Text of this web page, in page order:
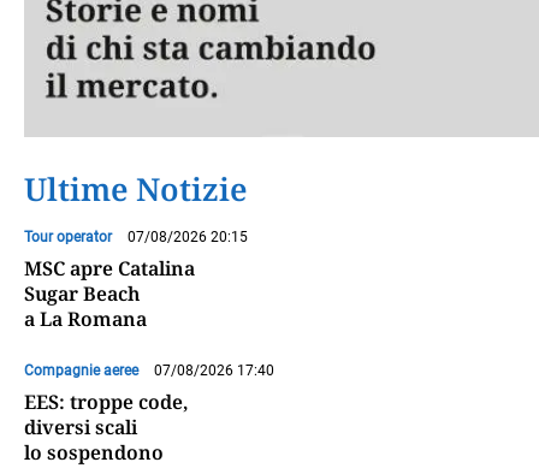
Ultime Notizie
Tour operator 07/08/2026 20:15
MSC apre Catalina
Sugar Beach
a La Romana
Compagnie aeree 07/08/2026 17:40
EES: troppe code,
diversi scali
lo sospendono